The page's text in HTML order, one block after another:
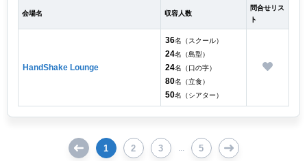
会場名 収容人数
問合せリス
ト
HandShake Lounge
36名（スクール）
24名（島型）
24名（口の字）
80名（立食）
50名（シアター）
1 2 3 ... 5